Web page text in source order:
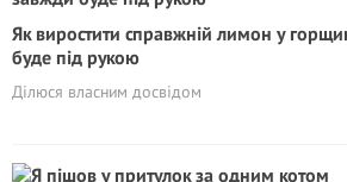
Як виростити справжній лимон у
буде під рукою
Ділюся власним досвідом